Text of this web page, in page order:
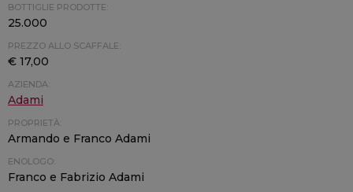
BOTTIGLIE PRODOTTE:
25.000
PREZZO ALLO SCAFFALE:
€ 17,00
AZIENDA:
Adami
PROPRIETÀ:
Armando e Franco Adami
ENOLOGO:
Franco e Fabrizio Adami